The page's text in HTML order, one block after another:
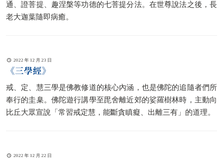
通、證菩提、趣涅槃等功德的七菩提分法。在世尊說法之後，長
老大迦葉隨即病癒。
2022 年 12 月 23 日
《三學經》
戒、定、慧三學是佛教修道的核心內涵，也是佛陀的追隨者們所
奉行的圭臬。佛陀遊行講學至毘舍離近郊的娑羅樹林時，主動向
比丘大眾宣說「常習戒定慧，能斷貪瞋癡、出離三有」的道理。
2022 年 12 月 22 日